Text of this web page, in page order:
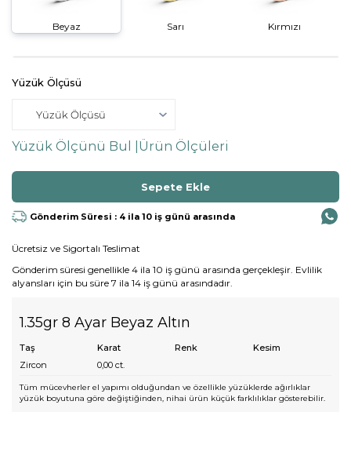
Beyaz Sarı Kırmızı
Yüzük Ölçüsü
Yüzük Ölçünü Bul | Ürün Ölçüleri
Gönderim Süresi : 4 ila 10 iş günü arasında
Ücretsiz ve Sigortalı Teslimat
Gönderim süresi genellikle 4 ila 10 iş günü arasında gerçekleşir. Evlilik
alyansları için bu süre 7 ila 14 iş günü arasındadır.
1.35gr 8 Ayar Beyaz Altın
Taş Karat Renk
Kesim
Zircon
0,00 ct.
Tüm mücevherler el yapımı olduğundan ve özellikle yüzüklerde ağırlıklar
yüzük boyutuna göre değiştiğinden, nihai ürün küçük farklılıklar gösterebilir.